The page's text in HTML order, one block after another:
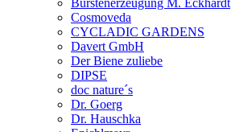
Cosmoveda
CYCLADIC GARDENS
Davert GmbH
Der Biene zuliebe
DIPSE
doc nature´s
Dr. Goerg
Dr. Hauschka